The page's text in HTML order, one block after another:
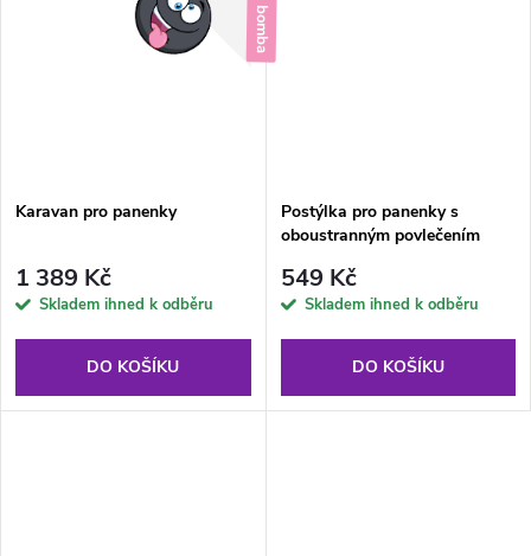
Karavan pro panenky
1 389 Kč
Skladem ihned k odběru
DO KOŠÍKU
Postýlka pro panenky s
oboustranným povlečením
549 Kč
Skladem ihned k odběru
DO KOŠÍKU